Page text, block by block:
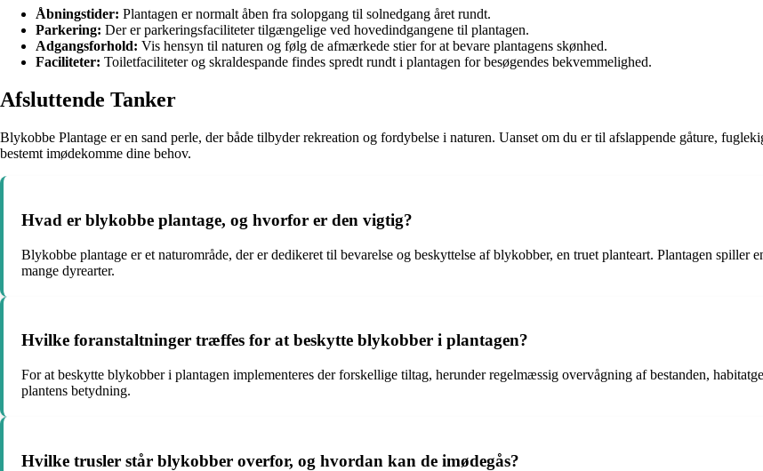
Åbningstider: Plantagen er normalt åben fra solopgang til solnedgang året rundt.
Parkering: Der er parkeringsfaciliteter tilgængelige ved hovedindgangene til plantagen.
Adgangsforhold: Vis hensyn til naturen og følg de afmærkede stier for at bevare plantagens skønhed.
Faciliteter: Toiletfaciliteter og skraldespande findes spredt rundt i plantagen for besøgendes bekvemmelighed.
Afsluttende Tanker
Blykobbe Plantage er en sand perle, der både tilbyder rekreation og fordybelse i naturen. Uanset om du er til afslappende gåture,
bestemt imødekomme dine behov.
Hvad er blykobbe plantage, og hvorfor er den vigtig?
Blykobbe plantage er et naturområde, der er dedikeret til bevarelse og beskyttelse af blykobber, en truet planteart. Plantagen
mange dyrearter.
Hvilke foranstaltninger træffes for at beskytte blykobber i plantagen?
For at beskytte blykobber i plantagen implementeres der forskellige tiltag, herunder regelmæssig overvågning af bestanden,
plantens betydning.
Hvilke trusler står blykobber overfor, og hvordan kan de imødegås?